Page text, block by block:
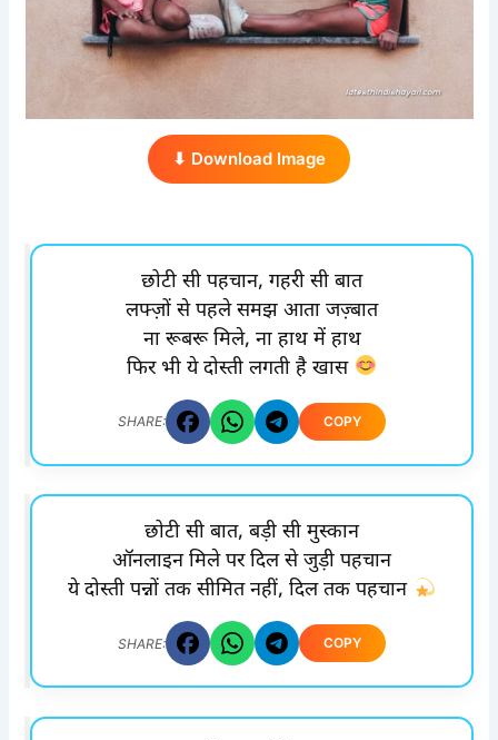
⬇ Download Image
छोटी सी पहचान, गहरी सी बात
लफ्ज़ों से पहले समझ आता जज़्बात
ना रूबरू मिले, ना हाथ में हाथ
फिर भी ये दोस्ती लगती है खास
SHARE: COPY
छोटी सी बात, बड़ी सी मुस्कान
ऑनलाइन मिले पर दिल से जुड़ी पहचान
ये दोस्ती पन्नों तक सीमित नहीं, दिल तक पहचान
SHARE: COPY